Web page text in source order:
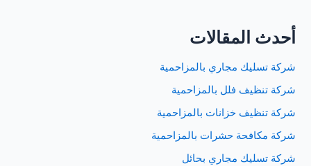
أحدث المقالات
شركة تسليك مجاري بالمزاحمية
شركة تنظيف فلل بالمزاحمية
شركة تنظيف خزانات بالمزاحمية
شركة مكافحة حشرات بالمزاحمية
شركة تسليك مجاري بحائل